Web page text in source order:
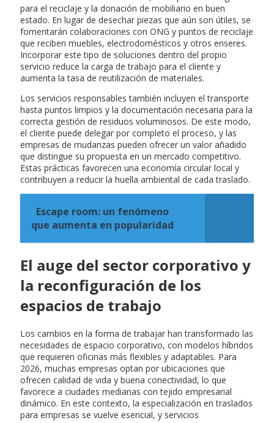
para el reciclaje y la donación de mobiliario en buen
estado. En lugar de desechar piezas que aún son útiles, se
fomentarán colaboraciones con ONG y puntos de reciclaje
que reciben muebles, electrodomésticos y otros enseres.
Incorporar este tipo de soluciones dentro del propio
servicio reduce la carga de trabajo para el cliente y
aumenta la tasa de reutilización de materiales.
Los servicios responsables también incluyen el transporte
hasta puntos limpios y la documentación necesaria para la
correcta gestión de residuos voluminosos. De este modo,
el cliente puede delegar por completo el proceso, y las
empresas de mudanzas pueden ofrecer un valor añadido
que distingue su propuesta en un mercado competitivo.
Estas prácticas favorecen una economía circular local y
contribuyen a reducir la huella ambiental de cada traslado.
Escape room: un fenómeno
que aumenta en popularidad
El auge del sector corporativo y
la reconfiguración de los
espacios de trabajo
Los cambios en la forma de trabajar han transformado las
necesidades de espacio corporativo, con modelos híbridos
que requieren oficinas más flexibles y adaptables. Para
2026, muchas empresas optan por ubicaciones que
ofrecen calidad de vida y buena conectividad, lo que
favorece a ciudades medianas con tejido empresarial
dinámico. En este contexto, la especialización en traslados
para empresas se vuelve esencial, y servicios